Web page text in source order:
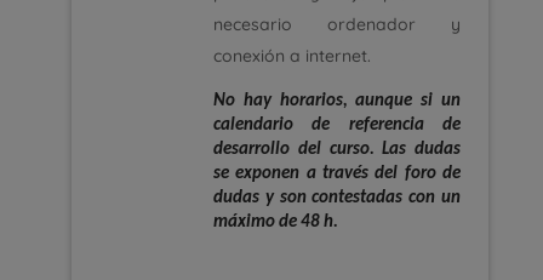
necesario ordenador y
conexión a internet.
No hay horarios, aunque si un
calendario de referencia de
desarrollo del curso. Las dudas
se exponen a través del foro de
dudas y son contestadas con un
máximo de 48 h.